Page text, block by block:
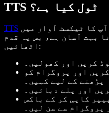
TTS ٹول کیا ہے؟
TTS
بہت آسان ہے، بس یہ قدم
اٹھائیں:
کریں اور کھولیں۔
اور پروگرام کو
پڑھنے کے لیے کہیں۔
اور پلے دبائیں۔
کاپی کر کے باکس
پروگرام سے سن لیں۔